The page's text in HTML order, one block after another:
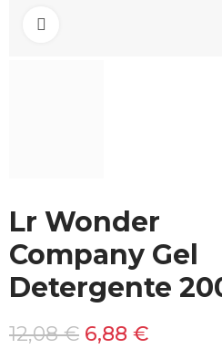
Lr Wonder
Company Gel
Detergente
12,08 € 6,88 €